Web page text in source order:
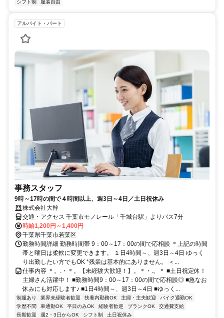
シフト制
服装自由
アルバイト・パート
事務スタッフ
9時～17時の間で４時間以上、週3日～4日／土日祝休み
株式会社大幹
交通・アクセス 千葉市モノレール「千城台駅」よりバス7分
時給1,200円～1,400円
千葉県千葉市若葉区
勤務時間詳細 勤務時間帯 9：00～17：00の間で応相談 ＊上記の時間
帯と曜日は柔軟に変更できます。 １日4時間～、週3日～4日 ゆっく
り出勤したい方でもOK *残業は基本的にありません。 ＜...
仕事内容 ＊。.・＊。【未経験大歓迎！】。＊・.。＊ ■土日祝定休！
主婦さん活躍中！ ■勤務時間9：00～17：00の間で応相談◎ ■急なお
休みにも対応します♪ ■1日4時間～、週3日～4日 ■ゆっく...
制服あり 業界未経験者歓迎 扶養内勤務OK 主婦・主夫歓迎
バイク通勤OK
学歴不問
車通勤OK 平日のみOK 経験者歓迎 ブランクOK
交通費支給
長期歓迎
週2・3日からOK シフト制 土日祝休み